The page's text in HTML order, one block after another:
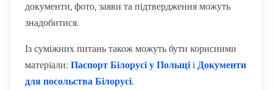
документи, фото, заяви та підтвердження можуть
знадобитися.
Із суміжних питань також можуть бути корисними
матеріали: Паспорт Білорусі у Польщіі Документи
для посольства Білорусі.